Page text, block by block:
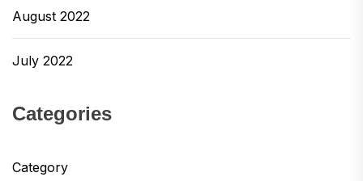
August 2022
July 2022
Categories
Category